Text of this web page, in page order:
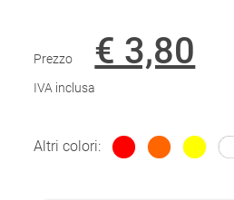
Prezzo € 3,80
IVA inclusa
Altri colori: